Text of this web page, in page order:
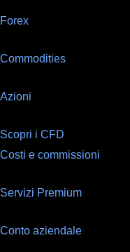
Forex
Commodities
Azioni
Scopri i CFD
Costi e commissioni
Servizi Premium
Conto aziendale